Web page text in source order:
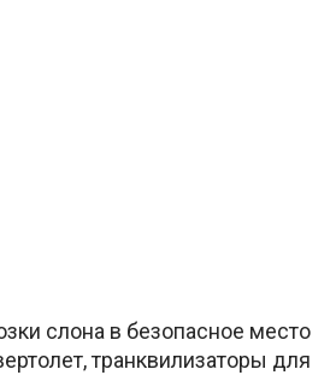
слона в безопасное место
транквилизаторы для